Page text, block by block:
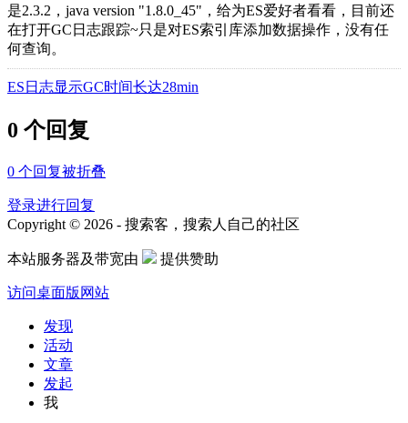
是2.3.2，java version "1.8.0_45"，给为ES爱好者看看，目前还
在打开GC日志跟踪~只是对ES索引库添加数据操作，没有任
何查询。
ES日志显示GC时间长达28min
0 个回复
0 个回复被折叠
登录进行回复
Copyright © 2026 - 搜索客，搜索人自己的社区
本站服务器及带宽由 提供赞助
访问桌面版网站
发现
活动
文章
发起
我